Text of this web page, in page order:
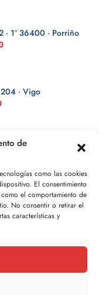
de
como las cookies
El consentimiento
el comportamiento de
No consentir o retirar el
características y
1º 36400 · Porriño
· Vigo